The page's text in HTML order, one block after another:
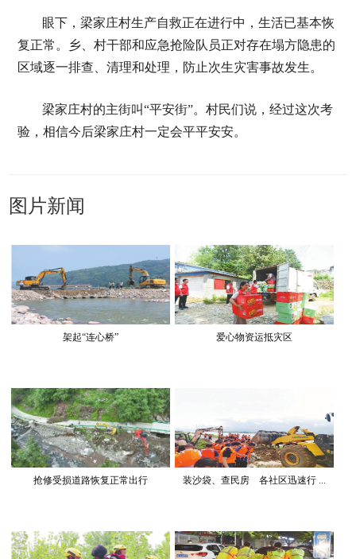
眼下，梁家庄村生产自救正在进行中，生活已基本恢
复正常。乡、村干部和应急抢险队员正对存在塌方隐患的
区域逐一排查、清理和处理，防止次生灾害事故发生。
梁家庄村的主街叫“平安街”。村民们说，经过这次考
验，相信今后梁家庄村一定会平平安安。
图片新闻
架起“连心桥” 爱心物资运抵灾区
抢修受损道路恢复正常出行 装沙袋、查民房 各社区迅速行 ...